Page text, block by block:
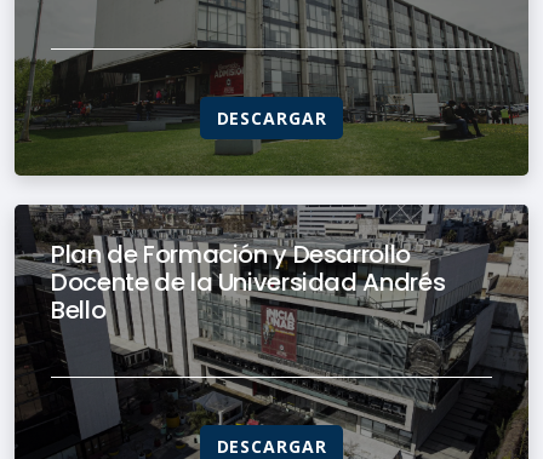
DESCARGAR
Plan de Formación y Desarrollo
Docente de la Universidad Andrés
Bello
DESCARGAR